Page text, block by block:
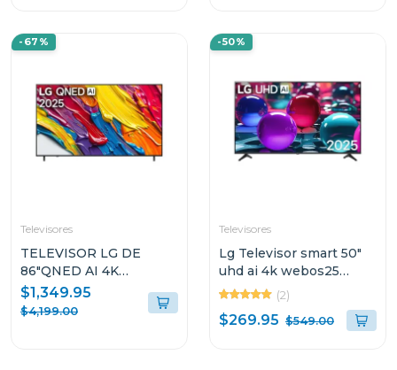
-67%
Televisores
TELEVISOR LG DE
86"QNED AI 4K
86QNED82ASG
$1,349.95
$4,199.00
-50%
Televisores
Lg Televisor smart 50"
uhd ai 4k webos25
alpha 7 50ua7300
(2)
$269.95 $549.00